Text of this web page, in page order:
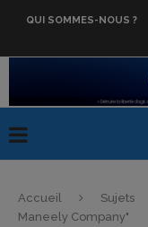
QUI SOMMES-NOUS ?
Accueil Sujets
Maneely Company"